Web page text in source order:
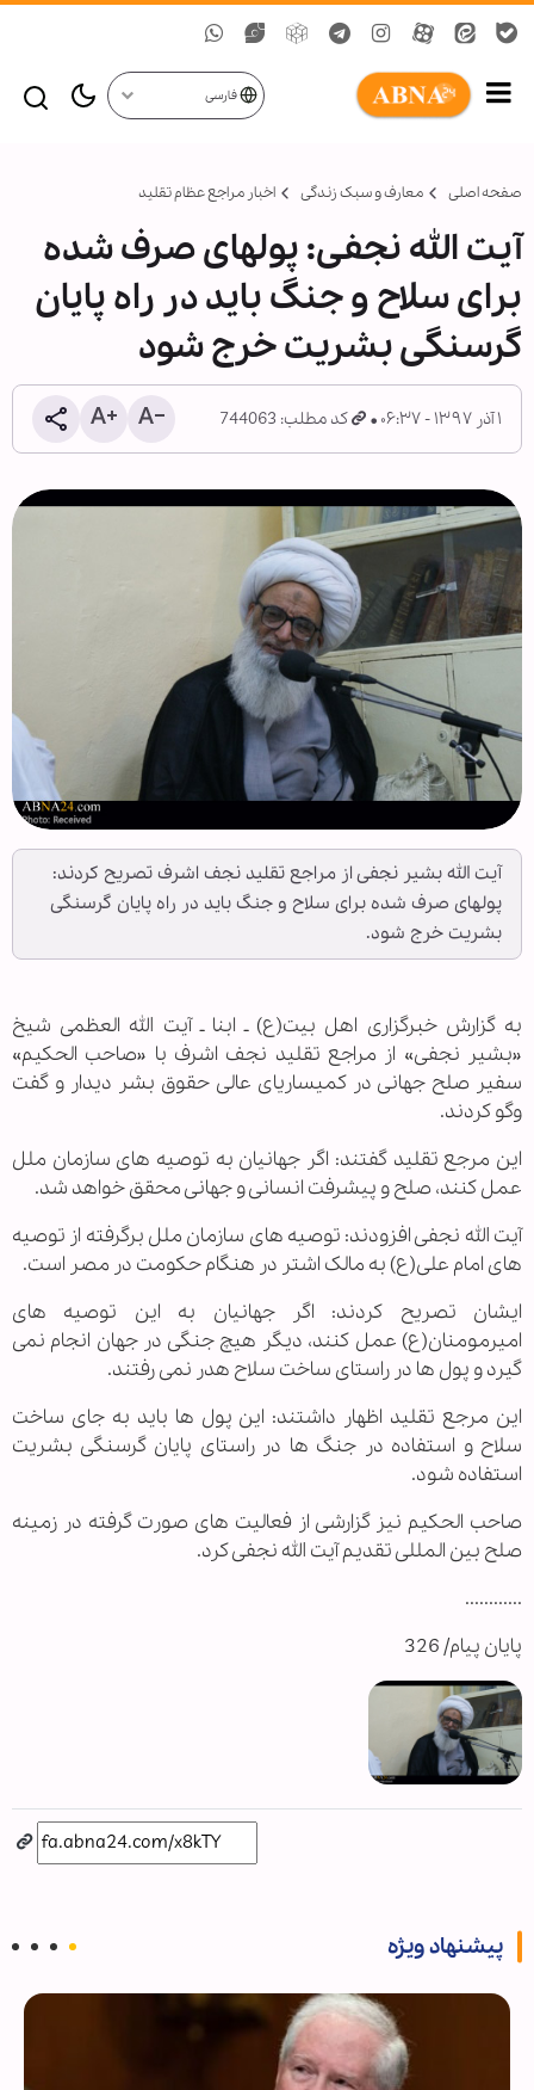
فارسی
صفحه اصلی معارف و سبک زندگی اخبار مراجع عظام تقلید
آیت الله نجفی: پول‎های صرف شده
برای سلاح و جنگ باید در راه پایان
گرسنگی بشریت خرج شود
۱ آذر ۱۳۹۷ - ۰۶:۳۷ کد مطلب: 744063
آیت الله بشیر نجفی از مراجع تقلید نجف اشرف تصریح کردند:
پول‎های صرف شده برای سلاح و جنگ باید در راه پایان گرسنگی
بشریت خرج شود.
به گزارش خبرگزاری اهل بیت(ع) ـ ابنا ـ آیت الله العظمی شیخ
«بشیر نجفی» از مراجع تقلید نجف اشرف با «صاحب الحکیم»
سفیر صلح جهانی در کمیساریای عالی حقوق بشر دیدار و گفت
وگو کردند.
این مرجع تقلید گفتند: اگر جهانیان به توصیه های سازمان ملل
عمل کنند، صلح و پیشرفت انسانی و جهانی محقق خواهد شد.
آیت الله نجفی افزودند: توصیه های سازمان ملل برگرفته از توصیه
های امام علی(ع) به مالک اشتر در هنگام حکومت در مصر است.
ایشان تصریح کردند: اگر جهانیان به این توصیه های
امیرمومنان(ع) عمل کنند، دیگر هیچ جنگی در جهان انجام نمی
گیرد و پول ها در راستای ساخت سلاح هدر نمی رفتند.
این مرجع تقلید اظهار داشتند: این پول ها باید به جای ساخت
سلاح و استفاده در جنگ ها در راستای پایان گرسنگی بشریت
استفاده شود.
صاحب الحکیم نیز گزارشی از فعالیت های صورت گرفته در زمینه
صلح بین المللی تقدیم آیت الله نجفی کرد.
............
پایان پیام/ 326
پیشنهاد ویژه